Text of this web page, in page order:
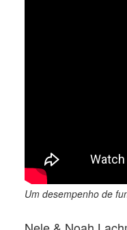
Um desempenho de